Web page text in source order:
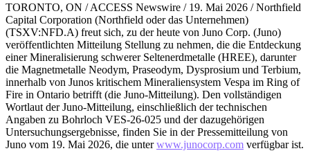
TORONTO, ON / ACCESS Newswire / 19. Mai 2026 / Northfield
Capital Corporation (Northfield oder das Unternehmen)
(TSXV:NFD.A) freut sich, zu der heute von Juno Corp. (Juno)
veröffentlichten Mitteilung Stellung zu nehmen, die die Entdeckung
einer Mineralisierung schwerer Seltenerdmetalle (HREE), darunter
die Magnetmetalle Neodym, Praseodym, Dysprosium und Terbium,
innerhalb von Junos kritischem Mineraliensystem Vespa im Ring of
Fire in Ontario betrifft (die Juno-Mitteilung). Den vollständigen
Wortlaut der Juno-Mitteilung, einschließlich der technischen
Angaben zu Bohrloch VES-26-025 und der dazugehörigen
Untersuchungsergebnisse, finden Sie in der Pressemitteilung von
Juno vom 19. Mai 2026, die unterwww.junocorp.com verfügbar ist.